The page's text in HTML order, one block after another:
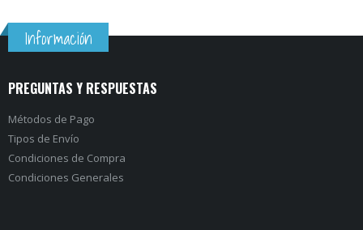
Información
PREGUNTAS Y RESPUESTAS
Métodos de Pago
Tipos de Envío
Condiciones de Compra
Condiciones Generales